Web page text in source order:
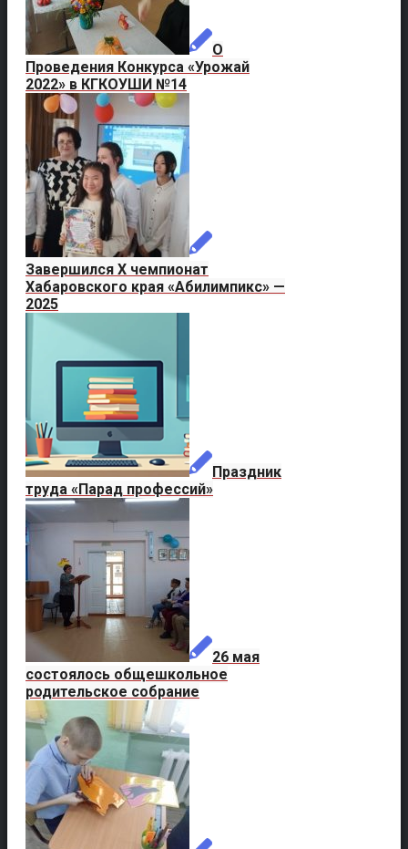
О
Проведения Конкурса «Урожай
2022» в КГКОУШИ №14
Завершился X чемпионат
Хабаровского края «Абилимпикс» —
2025
Праздник
труда «Парад профессий»
26 мая
состоялось общешкольное
родительское собрание